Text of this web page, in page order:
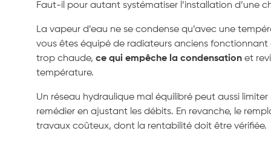
Faut-il pour autant systématiser l’installation d’une
La vapeur d’eau ne se condense qu’avec une
vous êtes équipé de radiateurs anciens
trop chaude, ce qui empêche la condensation et
température.
Un réseau hydraulique mal équilibré peut aussi
remédier en ajustant les débits. En revanche, le
travaux coûteux, dont la rentabilité doit être vérifiée.